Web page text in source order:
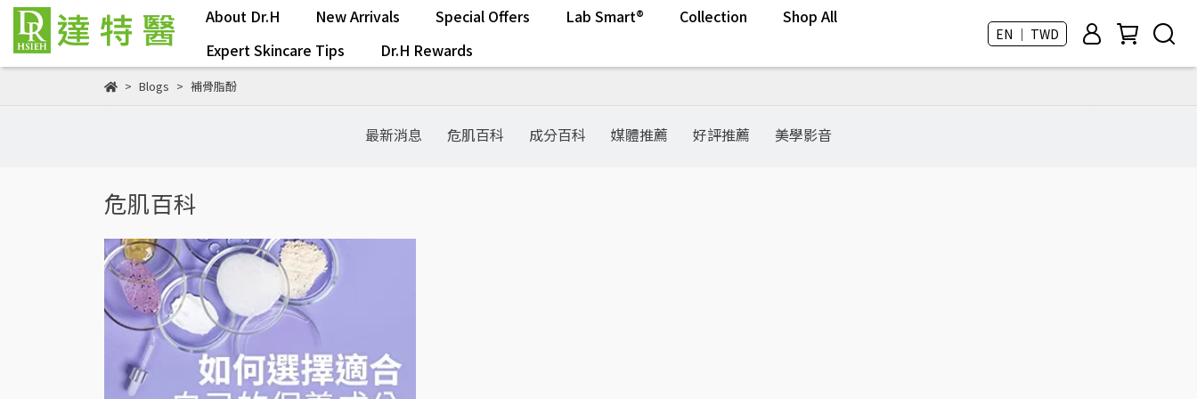
About Dr.H New Arrivals Special Offers Lab Smart® Collection
Shop All
Expert Skincare Tips
Dr.H Rewards
EN ｜ TWD
Blogs 補骨脂酚
最新消息 危肌百科 成分百科 媒體推薦 好評推薦 美學影音
危肌百科